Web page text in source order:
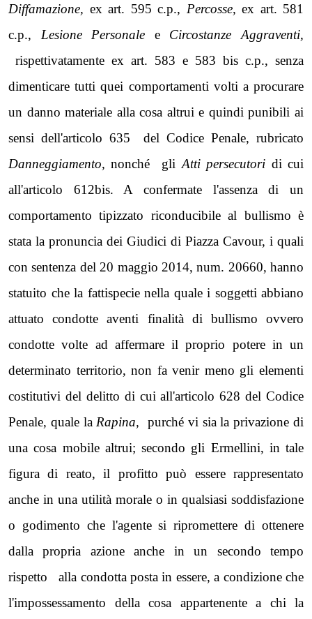
Diffamazione, ex art. 595 c.p., Percosse, ex art. 581
c.p., Lesione Personale e Circostanze Aggraventi,
rispettivatamente ex art. 583 e 583 bis c.p., senza
dimenticare tutti quei comportamenti volti a procurare
un danno materiale alla cosa altrui e quindi punibili ai
sensi dell'articolo 635 del Codice Penale, rubricato
Danneggiamento,nonché gli Atti persecutori di cui
all'articolo 612bis. A confermate l'assenza di un
comportamento tipizzato riconducibile al bullismo è
stata la pronuncia dei Giudici di Piazza Cavour, i quali
con sentenza del 20 maggio 2014, num. 20660, hanno
statuito che la fattispecie nella quale i soggetti abbiano
attuato condotte aventi finalità di bullismo ovvero
condotte volte ad affermare il proprio potere in un
determinato territorio, non fa venir meno gli elementi
costitutivi del delitto di cui all'articolo 628 del Codice
Penale, quale la Rapina,
purché vi sia la privazione di
una cosa mobile altrui; secondo gli Ermellini, in tale
figura di reato, il profitto può essere rappresentato
anche in una utilità morale o in qualsiasi soddisfazione
o godimento che l'agente si ripromettere di ottenere
dalla propria azione anche in un secondo tempo
rispetto alla condotta posta in essere, a condizione che
l'impossessamento della cosa appartenente a chi la